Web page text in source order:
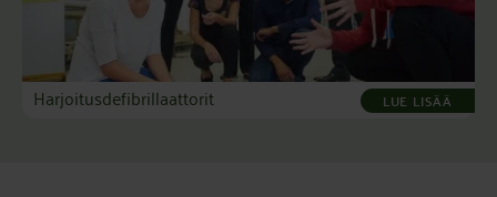
Harjoitusdefibrillaattorit LUE LISÄÄ